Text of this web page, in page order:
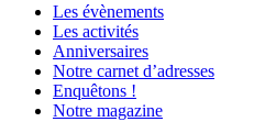
Les évènements
Les activités
Anniversaires
Notre carnet d’adresses
Enquêtons !
Notre magazine